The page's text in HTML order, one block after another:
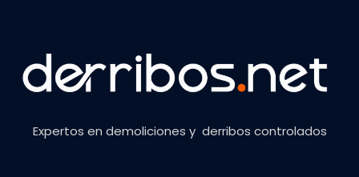
Expertos en demoliciones y derribos controlados